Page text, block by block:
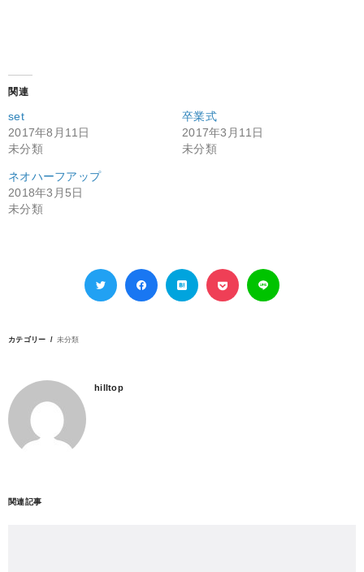
関連
set
2017年8月11日
未分類
卒業式
2017年3月11日
未分類
ネオハーフアップ
2018年3月5日
未分類
カテゴリー 未分類
hilltop
関連記事